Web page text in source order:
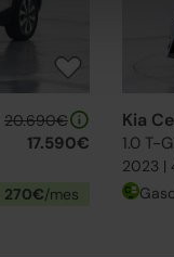
20.690€
17.590€
270€/mes
Kia
1.0 T-
2023 |